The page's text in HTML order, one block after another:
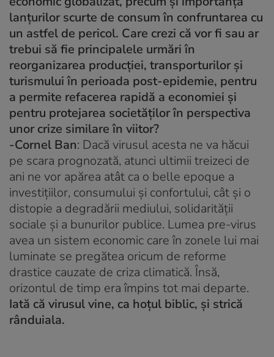
lanțurilor scurte de consum în confruntarea cu
un astfel de pericol. Care crezi că vor fi sau ar
trebui să fie principalele urmări în
reorganizarea producției, transporturilor și
turismului în perioada post-epidemie, pentru
a permite refacerea rapidă a economiei și
pentru protejarea societăților în perspectiva
unor crize similare în viitor?
-Cornel Ban: Dacă virusul acesta ne va hăcui
pe scara prognozată, atunci ultimii treizeci de
ani ne vor apărea atât ca o belle epoque a
investițiilor, consumului și confortului, cât și o
distopie a degradării mediului, solidarității
sociale și a bunurilor publice. Lumea pre-virus
avea un sistem economic care în zonele lui mai
luminate se pregătea oricum de reforme
drastice cauzate de criza climatică. Însă,
orizontul de timp era împins tot mai departe.
Iată că virusul vine, ca hoțul biblic, și strică
rânduiala.